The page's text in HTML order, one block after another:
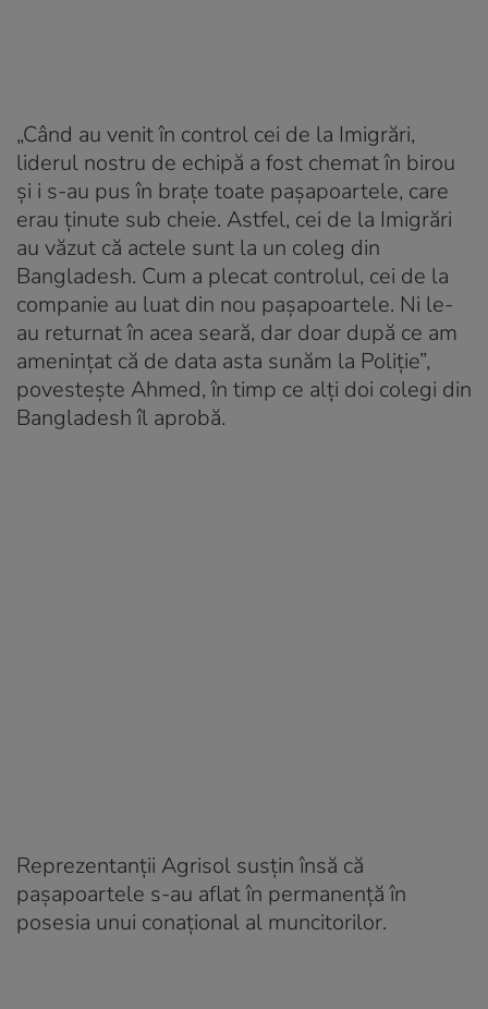
„Când au venit în control cei de la Imigrări,
liderul nostru de echipă a fost chemat în birou
și i s-au pus în brațe toate pașapoartele, care
erau ținute sub cheie. Astfel, cei de la Imigrări
au văzut că actele sunt la un coleg din
Bangladesh. Cum a plecat controlul, cei de la
companie au luat din nou pașapoartele. Ni le-
au returnat în acea seară, dar doar după ce am
amenințat că de data asta sunăm la Poliție”,
povestește Ahmed, în timp ce alți doi colegi din
Bangladesh îl aprobă.
Reprezentanții Agrisol susțin însă că
pașapoartele s-au aflat în permanență în
posesia unui conațional al muncitorilor.